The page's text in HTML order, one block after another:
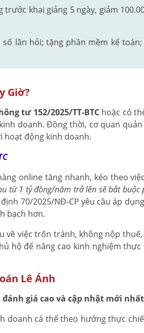
trước khai giảng 5 ngày, giảm
lần hỏi; tặng phần mềm kế
Giờ?
tư 152/2025/TT-BTChoặc có
doanh. Đồng thời, cơ quan
hoạt động kinh doanh.
online tăng nhanh, kéo theo
từ 1 tỷ đồng/năm trở lên sẽ bắt
70/2025/NĐ-CP yêu cầu áp
bạch hơn.
việc trốn tránh, không nộp
hộ để nâng cao kinh nghiệm
Lê Ánh
giá cao và cập nhật mới
doanh cá thể theo hướng thực